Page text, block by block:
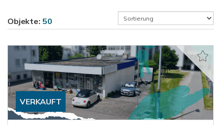
Objekte: 50
VERKAUFT